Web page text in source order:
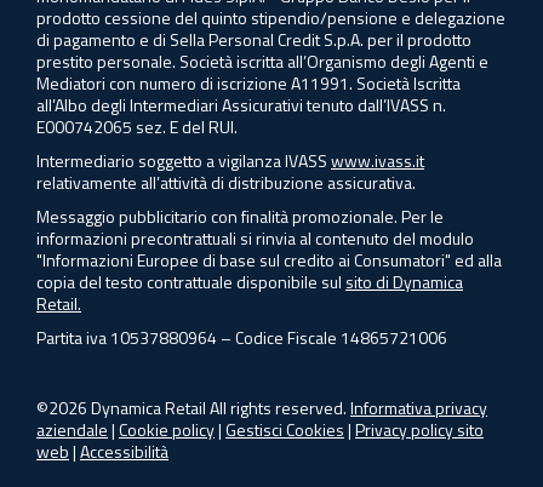
prodotto cessione del quinto stipendio/pensione e delegazione
di pagamento e di Sella Personal Credit S.p.A. per il prodotto
prestito personale. Società iscritta all’Organismo degli Agenti e
Mediatori con numero di iscrizione A11991. Società Iscritta
all’Albo degli Intermediari Assicurativi tenuto dall’IVASS n.
E000742065 sez. E del RUI.
Intermediario soggetto a vigilanza IVASSwww.ivass.it
relativamente all’attività di distribuzione assicurativa.
Messaggio pubblicitario con finalità promozionale. Per le
informazioni precontrattuali si rinvia al contenuto del modulo
"Informazioni Europee di base sul credito ai Consumatori" ed alla
copia del testo contrattuale disponibile sul sito di Dynamica
Retail.
Partita iva 10537880964 – Codice Fiscale 14865721006
©2026 Dynamica Retail All rights reserved.Informativa privacy
aziendale|Cookie policy|Gestisci Cookies|Privacy policy sito
web|Accessibilità